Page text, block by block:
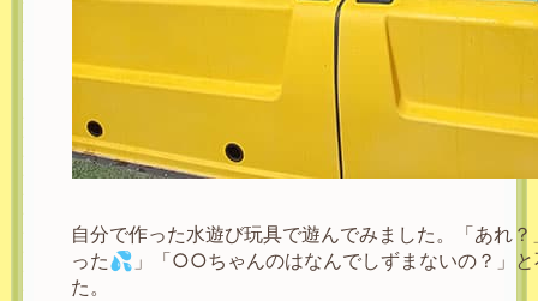
自分で作った水遊び玩具で遊んでみました。「あれ
った💦」「○○ちゃんのはなんでしずまないの？」と
た。